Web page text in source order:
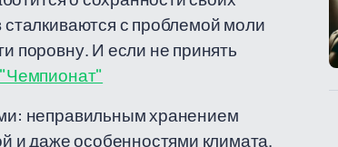
с проблемой моли
поровну. И если не принять
неправильным хранением
и даже особенностями климата.